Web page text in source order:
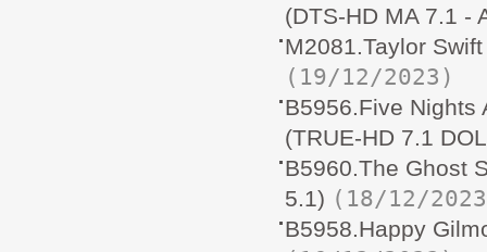
(DTS-HD MA 7.1 -
M2081.Taylor
(19/12/2023)
B5956.Five Nights
(TRUE-HD 7.1
B5960.The Ghost
5.1) (18/12/
B5958.Happy